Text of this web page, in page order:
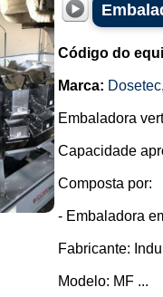
Código do
Marca: Dosetec,
Embaladora
Capacidade
Composta por:
- Embaladora
Fabricante:
Modelo: MF ...